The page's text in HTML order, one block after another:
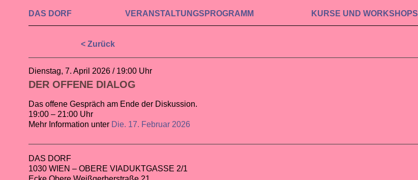
DAS DORF VERAN­STALTUNGS­PROGRAMM KURSE UND WORKSHOPS
< Zurück
Dienstag, 7. April 2026 / 19:00 Uhr
DER OFFENE DIALOG
Das offene Gespräch am Ende der Diskussion.
19:00 – 21:00 Uhr
Mehr Information unter Die. 17. Februar 2026
DAS DORF
1030 WIEN – OBERE VIADUKTGASSE 2/1